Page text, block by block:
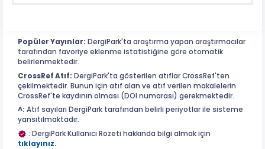
Popüler Yayınlar: DergiPark'ta araştırma yapan araştırmacılar
tarafından favoriye eklenme istatistiğine göre otomatik
belirlenmektedir.
CrossRef Atıf: DergiPark'ta gösterilen atıflar CrossRef'ten
çekilmektedir. Bunun için atıf alan ve atıf verilen makalelerin
CrossRef'te kaydının olması (DOI numarası) gerekmektedir.
^: Atıf sayıları DergiPark tarafından belirli periyotlar ile sisteme
yansıtılmaktadır.
: DergiPark Kullanıcı Rozeti hakkında bilgi almak için
tıklayınız.